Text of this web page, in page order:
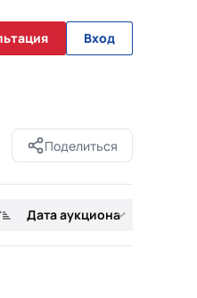
Вход
Поделиться
Дата аукциона